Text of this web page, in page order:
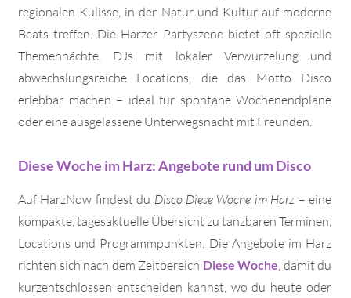
regionalen Kulisse, in der Natur und Kultur auf moderne
Beats treffen. Die Harzer Partyszene bietet oft spezielle
Themennächte, DJs mit lokaler Verwurzelung und
abwechslungsreiche Locations, die das Motto Disco
erlebbar machen – ideal für spontane Wochenendpläne
oder eine ausgelassene Unterwegsnacht mit Freunden.
Diese Woche im Harz: Angebote rund um Disco
Auf HarzNow findest du Disco Diese Woche im Harz – eine
kompakte, tagesaktuelle Übersicht zu tanzbaren Terminen,
Locations und Programmpunkten. Die Angebote im Harz
richten sich nach dem Zeitbereich Diese Woche , damit du
kurzentschlossen entscheiden kannst, wo du heute oder